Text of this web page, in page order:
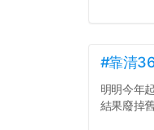
#靠清
明明今年
結果廢掉